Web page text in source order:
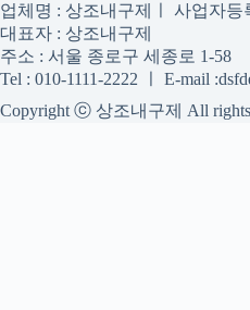
업체명 : 상조내구제ㅣ 사업자등
대표자 : 상조내구제
주소 : 서울 종로구 세종로 1-58
Tel : 010-1111-2222 ㅣ E-mail
Copyright ⓒ 상조내구제 All rights